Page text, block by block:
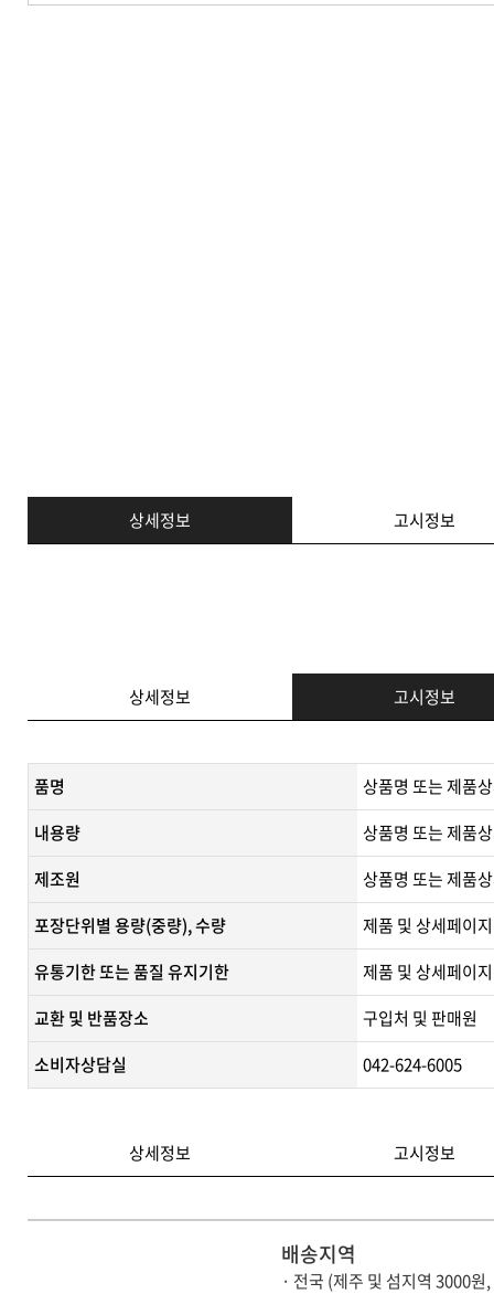
상세정보 고시정보
상세정보 고시정보
품명
상품명 또는 제품
내용량
상품명 또는 제품
제조원
상품명 또는 제품
포장단위별 용량(중량), 수량
제품 및 상세페이
유통기한 또는 품질 유지기한
제품 및 상세페이
교환 및 반품장소
구입처 및 판매원
소비자상담실
042-624-6005
상세정보 고시정보
배송지역
· 전국 (제주 및 섬지역 3000